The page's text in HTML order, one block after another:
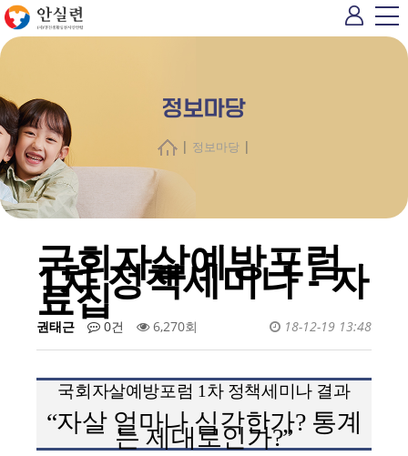
정보마당
| 정보마당 |
국회자살예방포럼
1차 정책세미나 - 자
료집
권태근 0건 6,270회 18-12-19 13:48
국회자살예방포럼 1 차 정책세미나 결과
“자살 얼마나 심각한가? 통계
는 제대로인가?”